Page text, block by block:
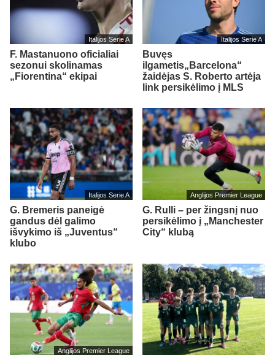
Italijos Serie A
F. Mastanuono oficialiai
sezonui skolinamas
„Fiorentina“ ekipai
Italijos Serie A
Buvęs
ilgametis„Barcelona“
žaidėjas S. Roberto artėja
link persikėlimo į MLS
Italijos Serie A
G. Bremeris paneigė
gandus dėl galimo
išvykimo iš „Juventus“
klubo
Anglijos Premier League
G. Rulli – per žingsnį nuo
persikėlimo į „Manchester
City“ klubą
Anglijos Premier League